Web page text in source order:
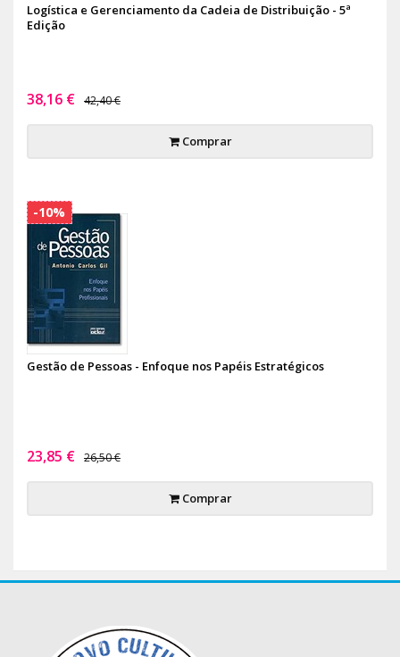
Logística e Gerenciamento da Cadeia de Distribuição - 5ª
Edição
38,16 € 42,40 €
Comprar
Gestão de Pessoas - Enfoque nos Papéis Estratégicos
23,85 € 26,50 €
Comprar
-10%